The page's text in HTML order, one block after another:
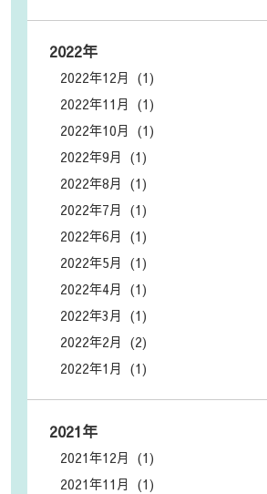
2022年
2022年12月 (1)
2022年11月 (1)
2022年10月 (1)
2022年9月 (1)
2022年8月 (1)
2022年7月 (1)
2022年6月 (1)
2022年5月 (1)
2022年4月 (1)
2022年3月 (1)
2022年2月 (2)
2022年1月 (1)
2021年
2021年12月 (1)
2021年11月 (1)